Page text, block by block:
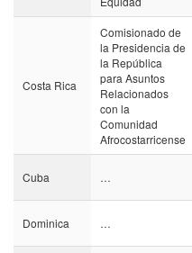
Costa Rica
Comisionado de
la Presidencia de
la República
para Asuntos
Relacionados
con la
Comunidad
Afrocostarricense
Cuba …
Dominica …